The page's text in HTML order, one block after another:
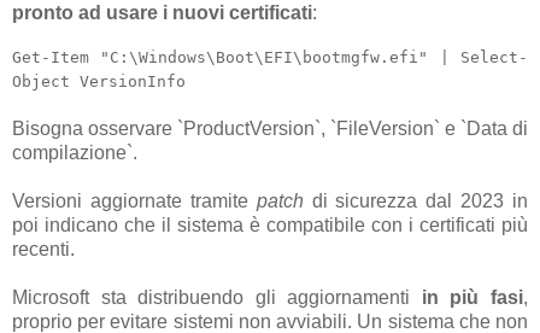
pronto ad usare i nuovi certificati:
Get-Item "C:\Windows\Boot\EFI\bootmgfw.efi" | Select-
Object VersionInfo
Bisogna osservare `ProductVersion`, `FileVersion` e `Data di
compilazione`.
Versioni aggiornate tramite patch di sicurezza dal 2023 in
poi indicano che il sistema è compatibile con i certificati più
recenti.
Microsoft sta distribuendo gli aggiornamenti in più fasi,
proprio per evitare sistemi non avviabili. Un sistema che non